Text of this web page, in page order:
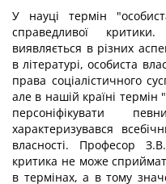
У науці термін
справедливої
виявляється в різних
в літературі, особиста
права соціалістичного
але в нашій країні термін
персоніфікувати
характеризувався
власності. Професор
критика не може
в термінах, а в тому